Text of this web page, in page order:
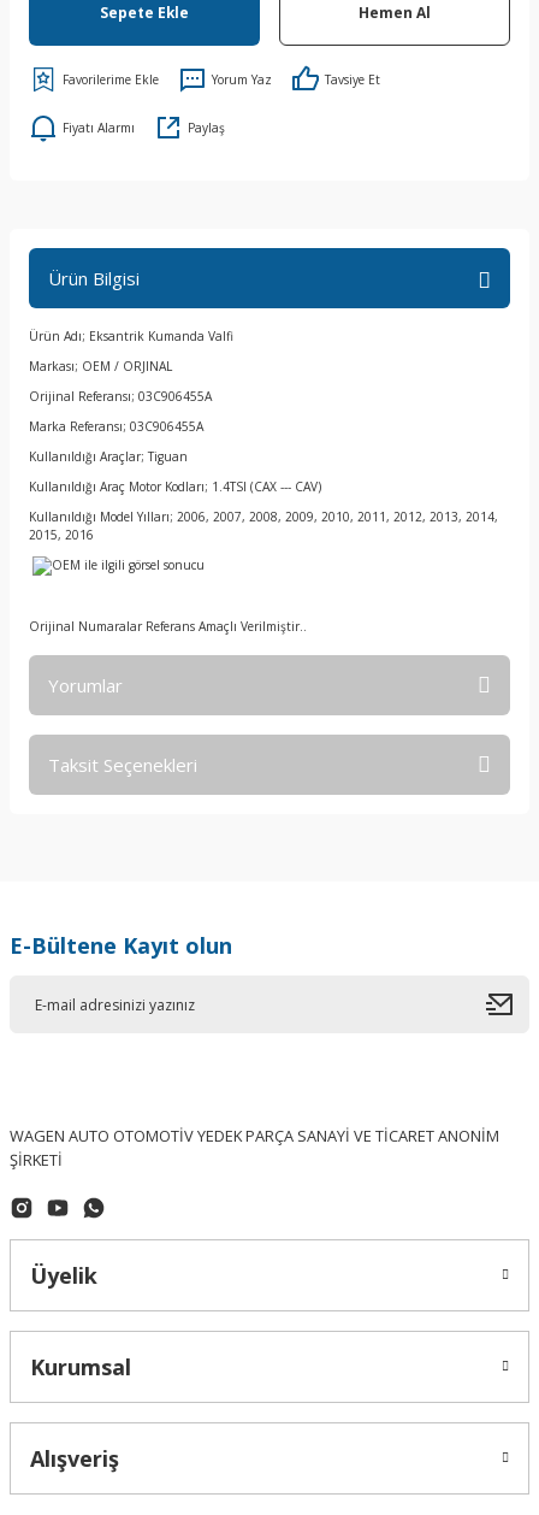
Sepete Ekle Hemen Al
Yorum Yaz Tavsiye Et
Fiyatı Alarmı Paylaş
Ürün Bilgisi
Ürün Adı; Eksantrik Kumanda Valfi
Markası; OEM / ORJINAL
Orijinal Referansı; 03C906455A
Marka Referansı; 03C906455A
Kullanıldığı Araçlar; Tiguan
Kullanıldığı Araç Motor Kodları; 1.4TSI (CAX --- CAV)
Kullanıldığı Model Yılları; 2006, 2007, 2008, 2009, 2010, 2011, 2012, 2013, 2014,
2015, 2016
Orijinal Numaralar Referans Amaçlı Verilmiştir..
Yorumlar
Taksit Seçenekleri
E-Bültene Kayıt olun
WAGEN AUTO OTOMOTİV YEDEK PARÇA SANAYİ VE TİCARET ANONİM
ŞİRKETİ
Üyelik
Kurumsal
Alışveriş